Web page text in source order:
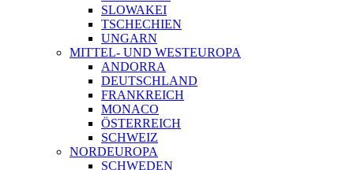
SLOWAKEI
TSCHECHIEN
UNGARN
MITTEL- UND WESTEUROPA
ANDORRA
DEUTSCHLAND
FRANKREICH
MONACO
ÖSTERREICH
SCHWEIZ
NORDEUROPA
SCHWEDEN